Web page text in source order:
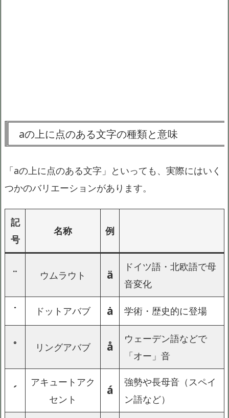
aの上に点のある文字の種類と意味
「aの上に点のある文字」といっても、実際にはいく
つかのバリエーションがあります。
記
号
名称 例
¨ ウムラウト ä
ドイツ語・北欧語で母
音変化
˙ ドットアバブ ȧ 学術・歴史的に登場
˚ リングアバブ å
ウェーデン語などで
「オー」音
´
アキュートアク
セント
á
強勢や長母音（スペイ
ン語など）